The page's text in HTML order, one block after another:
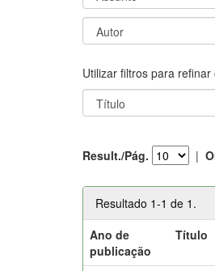
Utilizar filtros para
Result./Pág. |
Resultado 1-1 de 1.
Ano de
publicação
Título